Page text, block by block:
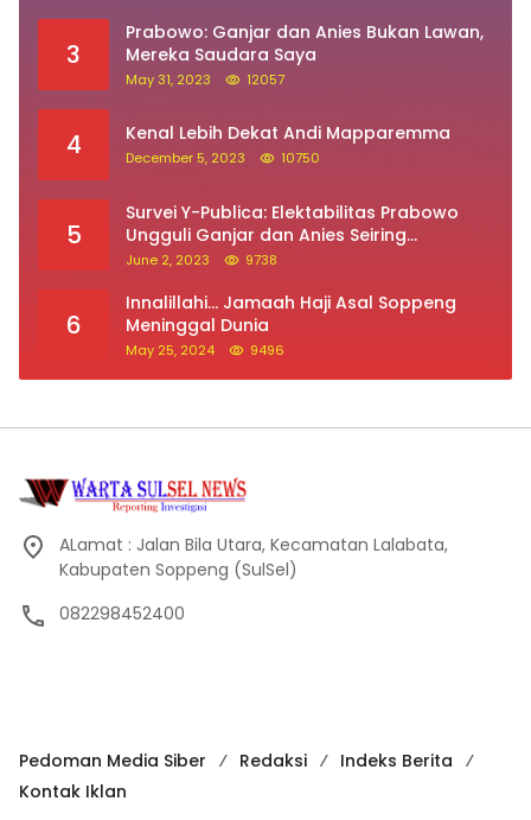
3
Prabowo: Ganjar dan Anies Bukan Lawan,
Mereka Saudara Saya
May 31, 2023 12057
4 Kenal Lebih Dekat Andi Mapparemma
December 5, 2023 10750
5
Survei Y-Publica: Elektabilitas Prabowo
Ungguli Ganjar dan Anies Seiring
Kepuasan Terhadap Jokowi Naik
June 2, 2023 9738
6
Innalillahi… Jamaah Haji Asal Soppeng
Meninggal Dunia
May 25, 2024 9496
ALamat : Jalan Bila Utara, Kecamatan Lalabata,
Kabupaten Soppeng (SulSel)
082298452400
Pedoman Media Siber Redaksi
Indeks Berita
Kontak Iklan